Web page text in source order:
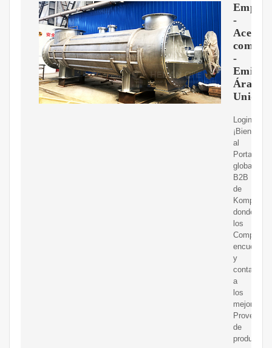
-
Aceites
-
Árabes
Unidos
Login
al
Portal
global
B2B
de
Kompass
donde
los
encuentran
y
contactan
a
los
mejores
de
productos